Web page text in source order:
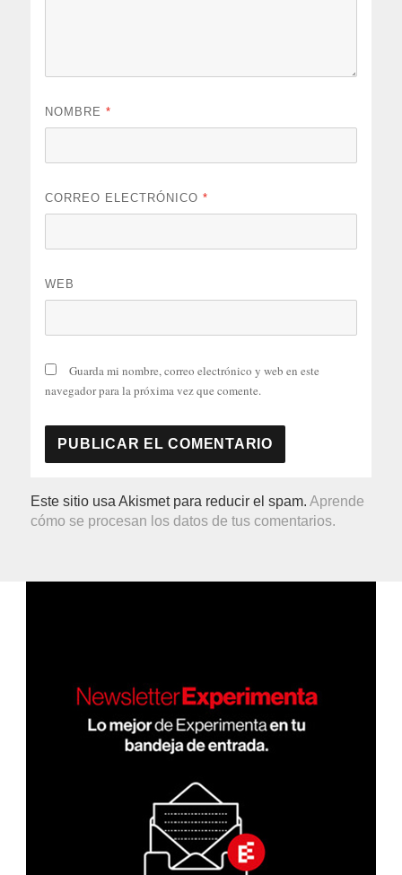
NOMBRE*
CORREO ELECTRÓNICO*
WEB
Guarda mi nombre, correo electrónico y web en este
navegador para la próxima vez que comente.
Este sitio usa Akismet para reducir el spam.Aprende
cómo se procesan los datos de tus comentarios.